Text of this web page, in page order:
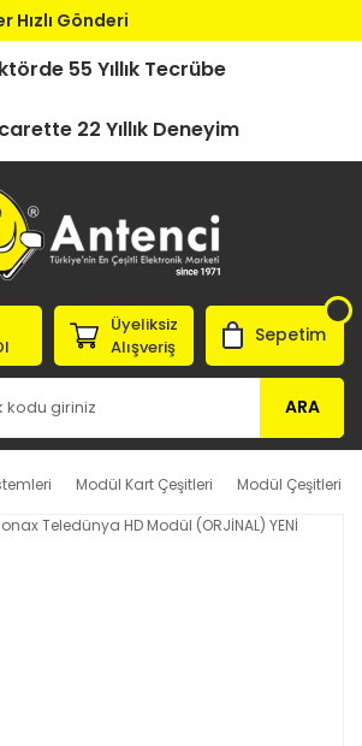
Hızlı Gönderi
55 Yıllık Tecrübe
22 Yıllık Deneyim
ARA
Üyeliksiz
Alışveriş
Sepetim
Modül Kart Çeşitleri Modül Çeşitleri